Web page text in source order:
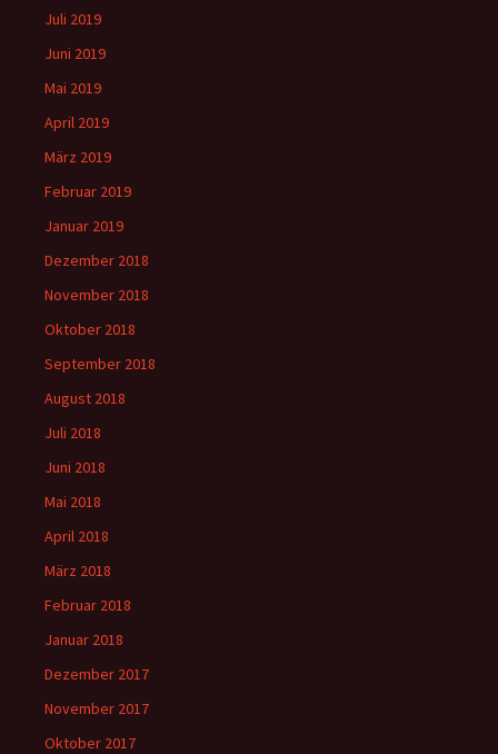
Juli 2019
Juni 2019
Mai 2019
April 2019
März 2019
Februar 2019
Januar 2019
Dezember 2018
November 2018
Oktober 2018
September 2018
August 2018
Juli 2018
Juni 2018
Mai 2018
April 2018
März 2018
Februar 2018
Januar 2018
Dezember 2017
November 2017
Oktober 2017